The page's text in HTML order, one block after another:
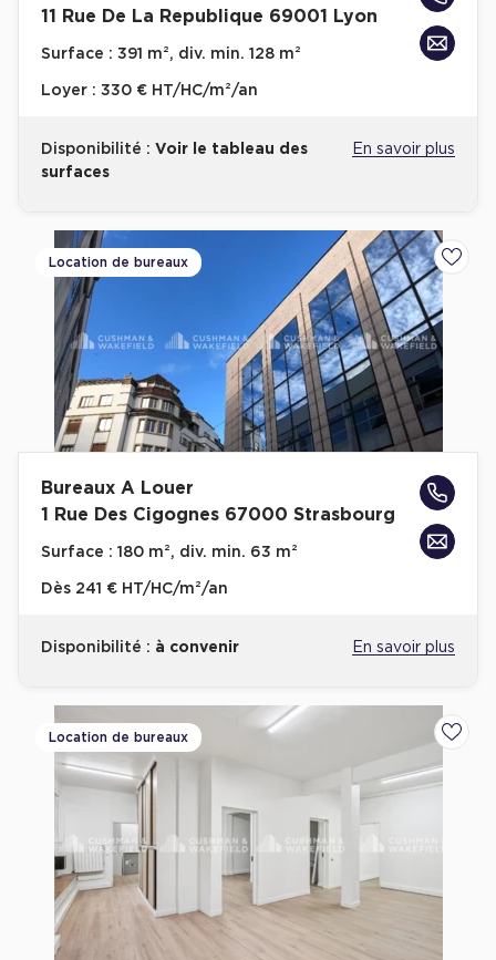
11 Rue De La Republique 69001 Lyon
Surface : 391 m², div. min. 128 m²
Loyer : 330 € HT/HC/m²/an
Disponibilité : Voir le tableau des
surfaces
En savoir plus
Location de bureaux
Bureaux A Louer
1 Rue Des Cigognes 67000 Strasbourg
Surface : 180 m², div. min. 63 m²
Dès 241 € HT/HC/m²/an
Disponibilité : à convenir En savoir plus
Location de bureaux